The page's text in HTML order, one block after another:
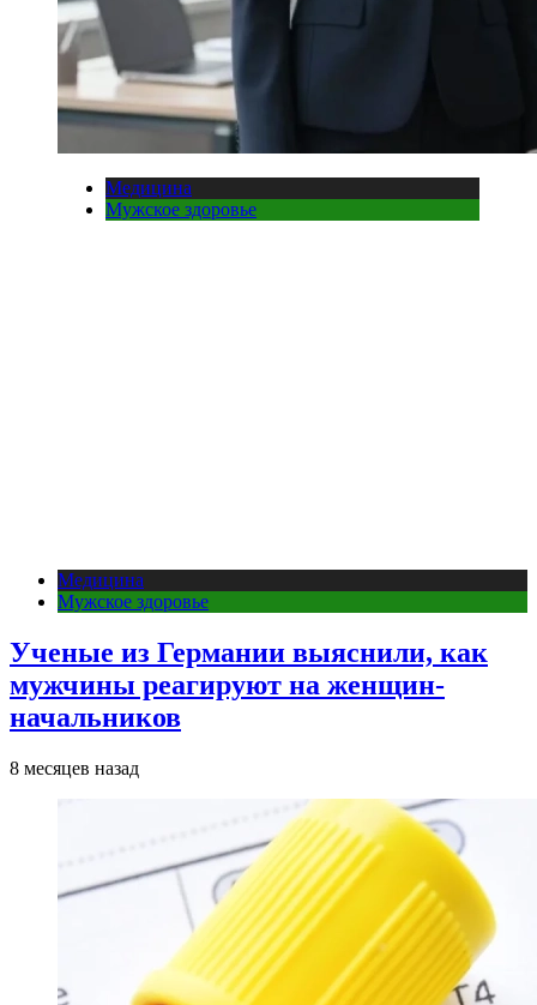
Медицина
Мужское здоровье
Медицина
Мужское здоровье
Ученые из Германии выяснили, как
мужчины реагируют на женщин-
начальников
8 месяцев назад